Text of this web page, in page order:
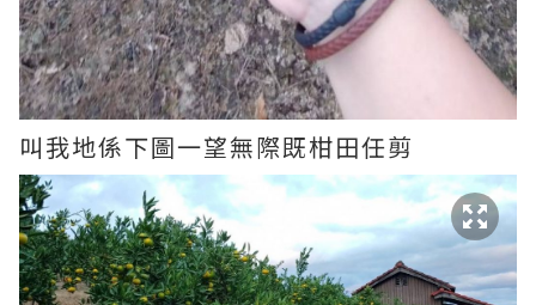
叫我地係下圖一望無際既柑田任剪